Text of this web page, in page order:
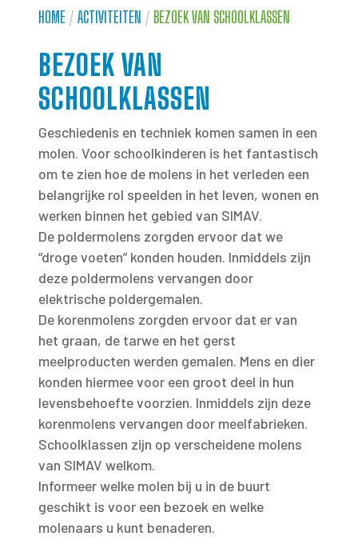
HOME / ACTIVITEITEN / BEZOEK VAN SCHOOLKLASSEN
BEZOEK VAN
SCHOOLKLASSEN
Geschiedenis en techniek komen samen in een
molen. Voor schoolkinderen is het fantastisch
om te zien hoe de molens in het verleden een
belangrijke rol speelden in het leven, wonen en
werken binnen het gebied van SIMAV.
De poldermolens zorgden ervoor dat we
“droge voeten” konden houden. Inmiddels zijn
deze poldermolens vervangen door
elektrische poldergemalen.
De korenmolens zorgden ervoor dat er van
het graan, de tarwe en het gerst
meelproducten werden gemalen. Mens en dier
konden hiermee voor een groot deel in hun
levensbehoefte voorzien. Inmiddels zijn deze
korenmolens vervangen door meelfabrieken.
Schoolklassen zijn op verscheidene molens
van SIMAV welkom.
Informeer welke molen bij u in de buurt
geschikt is voor een bezoek en welke
molenaars u kunt benaderen.